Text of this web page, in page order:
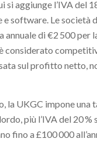
si aggiunge l’IVA del
e software. Le società
annuale di €2 500 per
considerato
sul profitto netto,
la UKGC impone una
più l’IVA del 20
fino a £100 000